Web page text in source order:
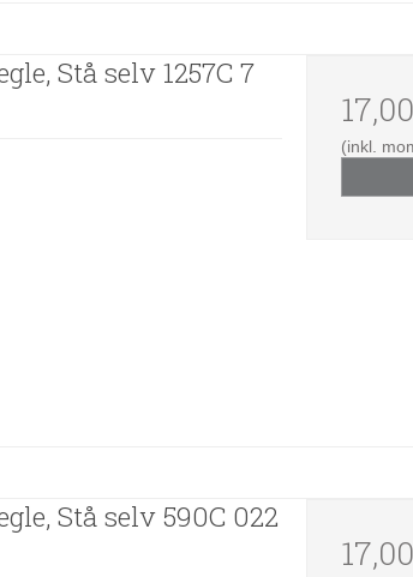
Stå selv 1257C 7
(inkl.
Stå selv 590C 022